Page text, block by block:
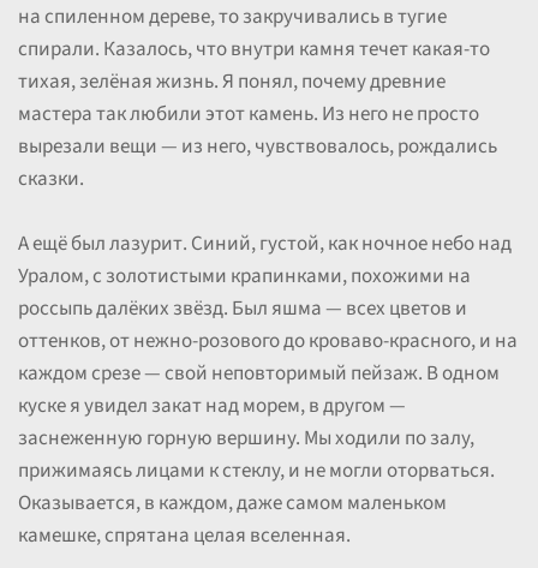
на спиленном дереве, то закручивались в тугие
спирали. Казалось, что внутри камня течет какая-то
тихая, зелёная жизнь. Я понял, почему древние
мастера так любили этот камень. Из него не просто
вырезали вещи — из него, чувствовалось, рождались
сказки.
А ещё был лазурит. Синий, густой, как ночное небо над
Уралом, с золотистыми крапинками, похожими на
россыпь далёких звёзд. Был яшма — всех цветов и
оттенков, от нежно-розового до кроваво-красного, и на
каждом срезе — свой неповторимый пейзаж. В одном
куске я увидел закат над морем, в другом —
заснеженную горную вершину. Мы ходили по залу,
прижимаясь лицами к стеклу, и не могли оторваться.
Оказывается, в каждом, даже самом маленьком
камешке, спрятана целая вселенная.